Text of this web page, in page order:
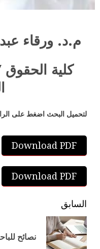
م.د. ورقاء
كلية
لتحميل البحث اضغط على
Download PDF
Download PDF
السابق
نصائح